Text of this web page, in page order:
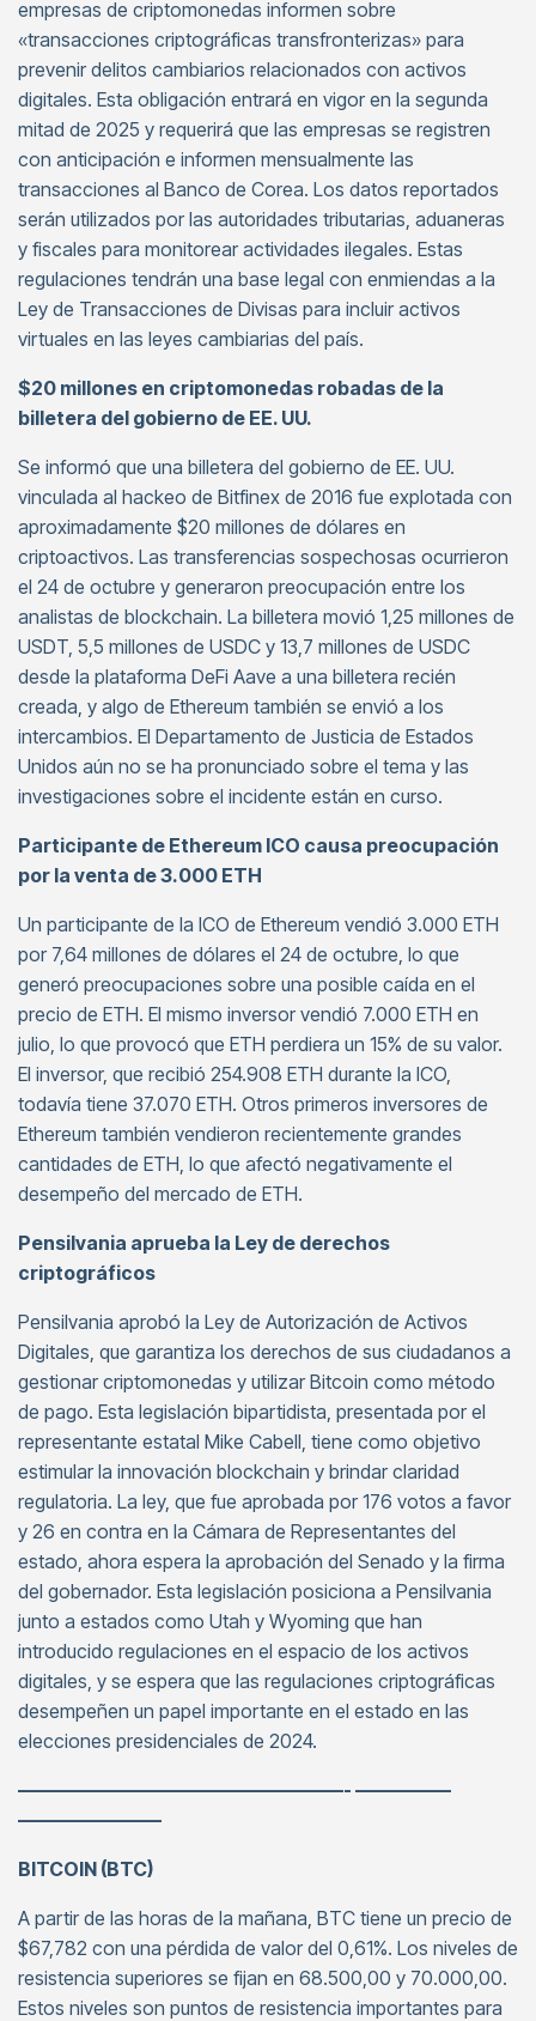
empresas de criptomonedas informen sobre
«transacciones criptográficas transfronterizas» para
prevenir delitos cambiarios relacionados con activos
digitales. Esta obligación entrará en vigor en la segunda
mitad de 2025 y requerirá que las empresas se registren
con anticipación e informen mensualmente las
transacciones al Banco de Corea. Los datos reportados
serán utilizados por las autoridades tributarias, aduaneras
y fiscales para monitorear actividades ilegales. Estas
regulaciones tendrán una base legal con enmiendas a la
Ley de Transacciones de Divisas para incluir activos
virtuales en las leyes cambiarias del país.
$20 millones en criptomonedas robadas de la
billetera del gobierno de EE. UU.
Se informó que una billetera del gobierno de EE. UU.
vinculada al hackeo de Bitfinex de 2016 fue explotada con
aproximadamente $20 millones de dólares en
criptoactivos. Las transferencias sospechosas ocurrieron
el 24 de octubre y generaron preocupación entre los
analistas de blockchain. La billetera movió 1,25 millones de
USDT, 5,5 millones de USDC y 13,7 millones de USDC
desde la plataforma DeFi Aave a una billetera recién
creada, y algo de Ethereum también se envió a los
intercambios. El Departamento de Justicia de Estados
Unidos aún no se ha pronunciado sobre el tema y las
investigaciones sobre el incidente están en curso.
Participante de Ethereum ICO causa preocupación
por la venta de 3.000 ETH
Un participante de la ICO de Ethereum vendió 3.000 ETH
por 7,64 millones de dólares el 24 de octubre, lo que
generó preocupaciones sobre una posible caída en el
precio de ETH. El mismo inversor vendió 7.000 ETH en
julio, lo que provocó que ETH perdiera un 15% de su valor.
El inversor, que recibió 254.908 ETH durante la ICO,
todavía tiene 37.070 ETH. Otros primeros inversores de
Ethereum también vendieron recientemente grandes
cantidades de ETH, lo que afectó negativamente el
desempeño del mercado de ETH.
Pensilvania aprueba la Ley de derechos
criptográficos
Pensilvania aprobó la Ley de Autorización de Activos
Digitales, que garantiza los derechos de sus ciudadanos a
gestionar criptomonedas y utilizar Bitcoin como método
de pago. Esta legislación bipartidista, presentada por el
representante estatal Mike Cabell, tiene como objetivo
estimular la innovación blockchain y brindar claridad
regulatoria. La ley, que fue aprobada por 176 votos a favor
y 26 en contra en la Cámara de Representantes del
estado, ahora espera la aprobación del Senado y la firma
del gobernador. Esta legislación posiciona a Pensilvania
junto a estados como Utah y Wyoming que han
introducido regulaciones en el espacio de los activos
digitales, y se espera que las regulaciones criptográficas
desempeñen un papel importante en el estado en las
elecciones presidenciales de 2024.
—————————————————- —————
———————–
BITCOIN (BTC)
A partir de las horas de la mañana, BTC tiene un precio de
$67,782 con una pérdida de valor del 0,61%. Los niveles de
resistencia superiores se fijan en 68.500,00 y 70.000,00.
Estos niveles son puntos de resistencia importantes para